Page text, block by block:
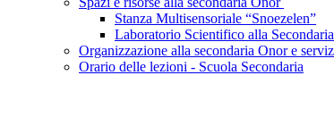
Stanza Multisensoriale “Snoezelen”
Laboratorio Scientifico alla
Organizzazione alla secondaria Onor e
Orario delle lezioni - Scuola Secondaria